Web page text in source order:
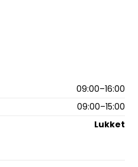
09:00–16:00
09:00–15:00
Lukket